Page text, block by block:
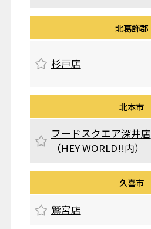
北葛飾郡
杉戸店
北本市
フードスクエア深井店
（HEY WORLD!!内）
久喜市
鷲宮店